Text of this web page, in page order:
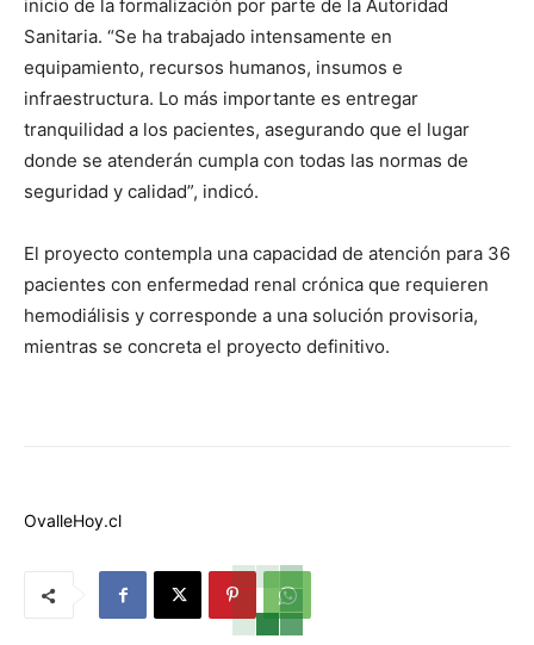
inicio de la formalización por parte de la Autoridad
Sanitaria. “Se ha trabajado intensamente en
equipamiento, recursos humanos, insumos e
infraestructura. Lo más importante es entregar
tranquilidad a los pacientes, asegurando que el lugar
donde se atenderán cumpla con todas las normas de
seguridad y calidad”, indicó.
El proyecto contempla una capacidad de atención para 36
pacientes con enfermedad renal crónica que requieren
hemodiálisis y corresponde a una solución provisoria,
mientras se concreta el proyecto definitivo.
OvalleHoy.cl